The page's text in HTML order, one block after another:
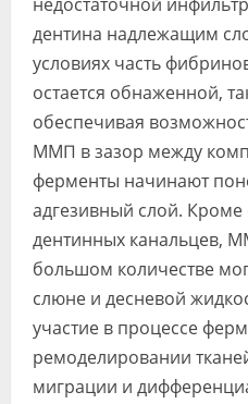
дентина надлежащим
условиях часть
остается обнаженной,
обеспечивая
ММП в зазор между
ферменты начинают
адгезивный слой. Кроме
дентинных канальцев,
большом количестве
слюне и десневой
участие в процессе
ремоделировании
миграции и